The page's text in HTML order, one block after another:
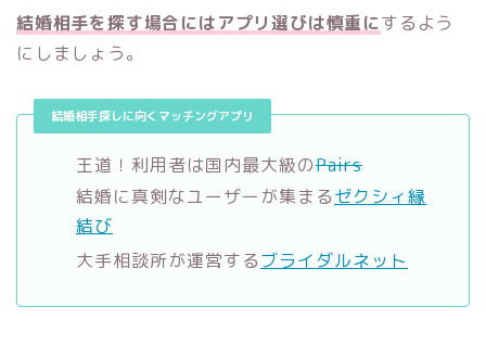
結婚相手を探す場合にはアプリ選びは慎重にするよう
にしましょう。
結婚相手探しに向くマッチングアプリ
王道！利用者は国内最大級のPairs
結婚に真剣なユーザーが集まるゼクシィ縁
結び
大手相談所が運営するブライダルネット